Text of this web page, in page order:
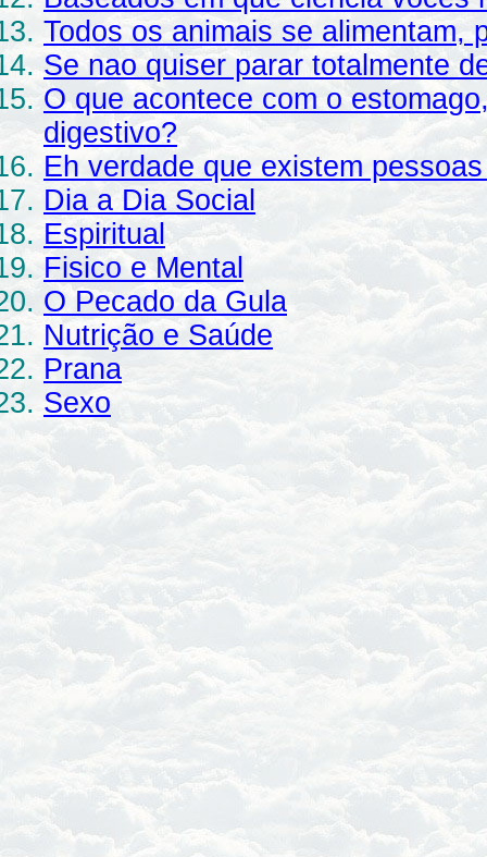
Todos os animais se alimentam,
Se nao quiser parar totalmente
O que acontece com o
digestivo?
Eh verdade que existem
Dia a Dia Social
Espiritual
Fisico e Mental
O Pecado da Gula
Nutrição e Saúde
Prana
Sexo